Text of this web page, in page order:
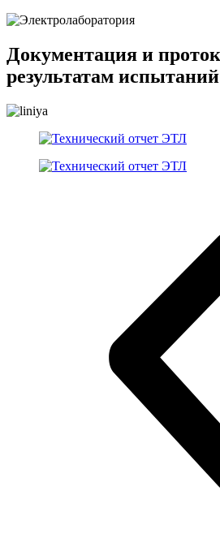
Документация и
результатам испытаний